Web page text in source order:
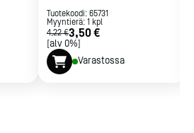
Tuotekoodi: 65731
Myyntierä: 1 kpl
4,22 €3,50 €
[alv 0%]
Varastossa